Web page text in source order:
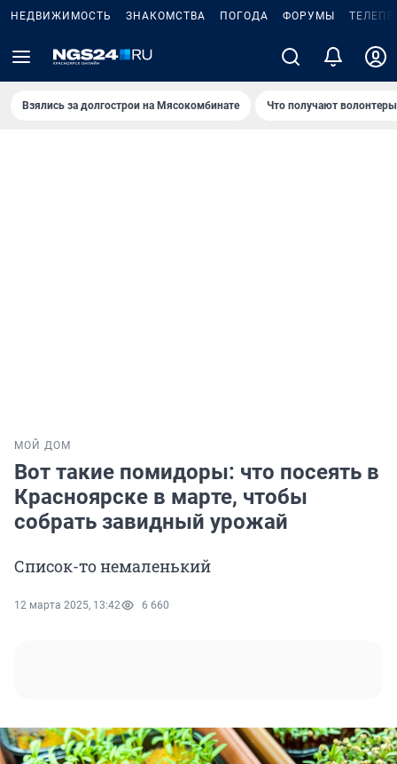
НЕДВИЖИМОСТЬ ЗНАКОМСТВА ПОГОДА ФОРУМЫ
Взялись за долгострои на Мясокомбинате Что получают
МОЙ ДОМ
Вот такие помидоры: что посеять в
Красноярске в марте, чтобы
собрать завидный урожай
Список-то немаленький
12 марта 2025, 13:42 6 660